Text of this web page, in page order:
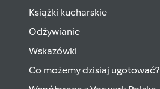
Książki kucharskie
Odżywianie
Wskazówki
Co możemy dzisiaj ugotować?